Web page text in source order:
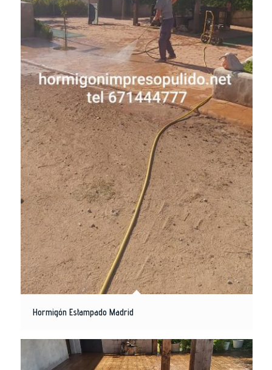
Hormigón Estampado Madrid